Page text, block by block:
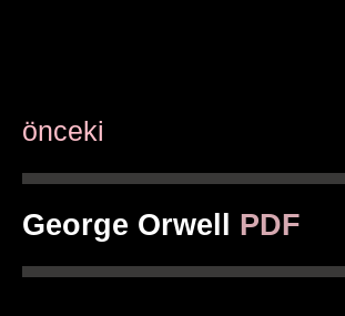
önceki
George Orwell PDF